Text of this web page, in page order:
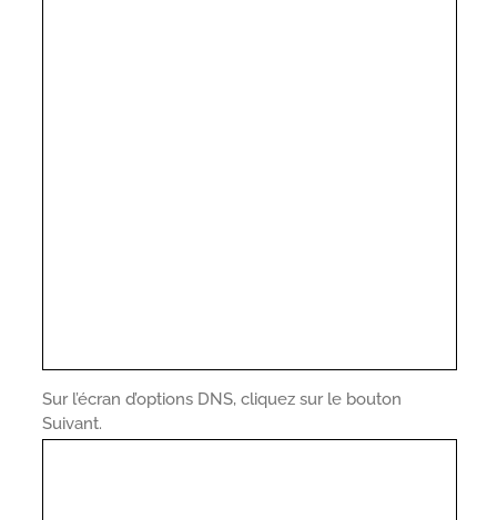
Sur l’écran d’options DNS, cliquez sur le bouton
Suivant.